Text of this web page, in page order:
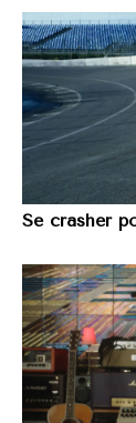
Se crasher